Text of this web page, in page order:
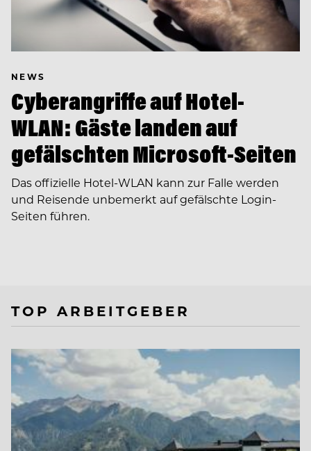
NEWS
Cyberangriffe auf Hotel-
WLAN: Gäste landen auf
gefälschten Microsoft-Seiten
Das offizielle Hotel-WLAN kann zur Falle werden
und Reisende unbemerkt auf gefälschte Login-
Seiten führen.
TOP ARBEITGEBER